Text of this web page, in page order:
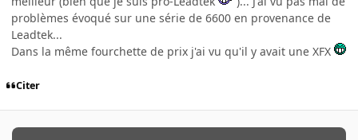
problèmes évoqué sur une série de 6600 en provenance de
Leadtek...
Dans la même fourchette de prix j'ai vu qu'il y avait une XFX
Citer